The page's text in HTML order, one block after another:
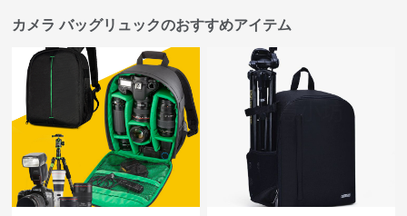
カメラ バッグリュックのおすすめアイテム